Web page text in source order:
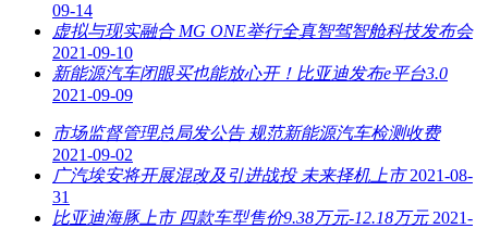
09-14
虚拟与现实融合 MG ONE举行全真智驾智舱科技发布会
2021-09-10
新能源汽车闭眼买也能放心开！比亚迪发布e平台3.0
2021-09-09
市场监督管理总局发公告 规范新能源汽车检测收费
2021-09-02
广汽埃安将开展混改及引进战投 未来择机上市 2021-08-
31
比亚迪海豚上市 四款车型售价9.38万元-12.18万元 2021-